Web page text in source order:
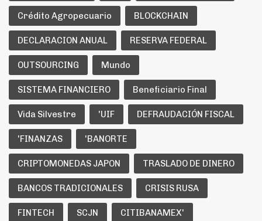
Crédito Agropecuario BLOCKCHAIN
DECLARACION ANUAL RESERVA FEDERAL
OUTSOURCING Mundo
SISTEMA FINANCIERO Beneficiario Final
Vida Silvestre 'UIF DEFRAUDACIÓN FISCAL
'FINANZAS 'BANORTE
CRIPTOMONEDAS JAPON TRASLADO DE DINERO
BANCOS TRADICIONALES CRISIS RUSA
FINTECH SCJN CITIBANAMEX'